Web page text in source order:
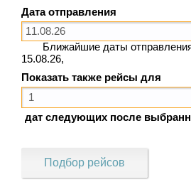
Дата отправления
Ближайшие даты
15.08.26,
Показать также рейсы для
дат следующих после
Подбор рейсов